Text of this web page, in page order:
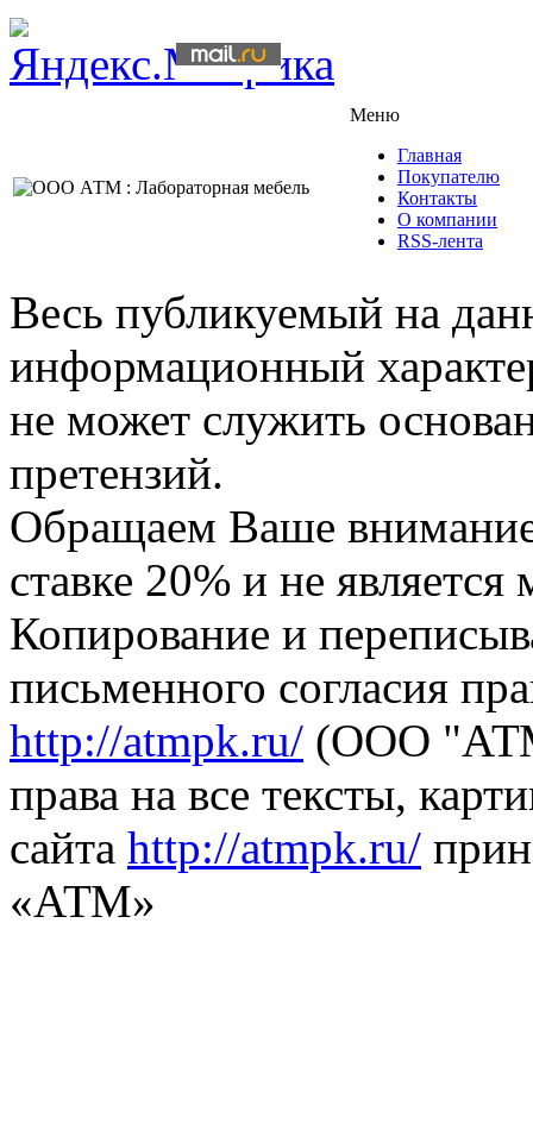
Меню
Главная
Покупателю
Контакты
О компании
RSS-лента
Весь публикуемый на
информационный
не может служить
претензий.
Обращаем Ваше
ставке 20% и не
Копирование и
письменного согласия
http://atmpk.ru/ (ООО
права на все тексты,
сайта http://atmpk.ru/
«АТМ»